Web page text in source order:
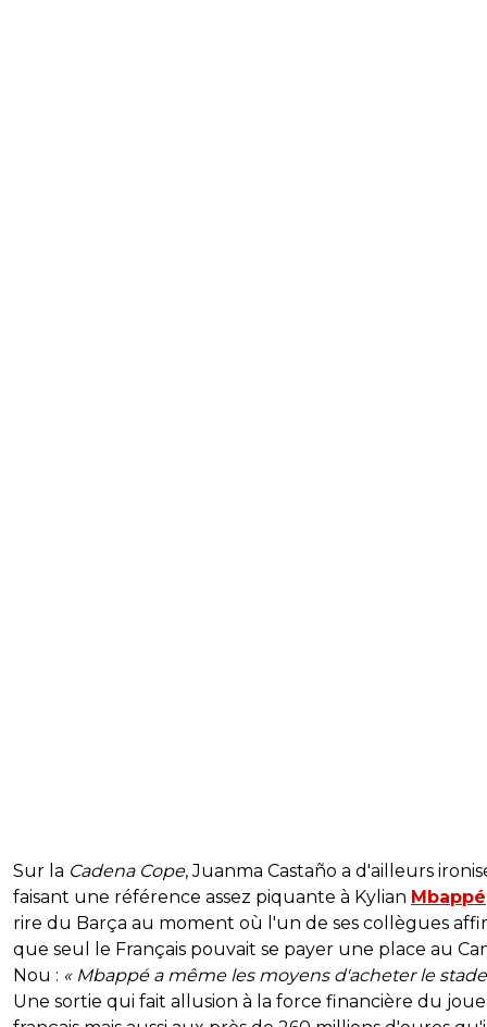
Sur la Cadena Cope, Juanma Castaño a d'ailleurs
faisant une référence assez piquante à Kylian Mbappé
rire du Barça au moment où l'un de ses collègues
que seul le Français pouvait se payer une place au
Nou : « Mbappé a même les moyens d'acheter le stade
Une sortie qui fait allusion à la force financière du